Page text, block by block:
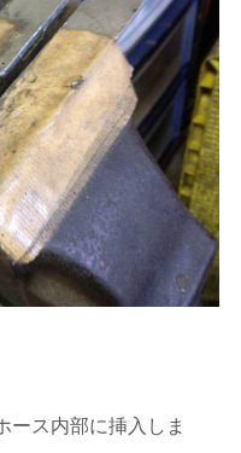
ース内部に挿入しま